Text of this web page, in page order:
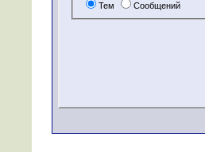
Тем Сообщений